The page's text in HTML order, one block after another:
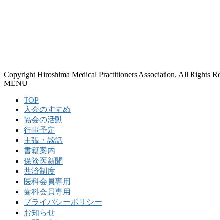
Copyright Hiroshima Medical Practitioners Association. All Rights
MENU
TOP
入会のすすめ
協会の活動
行事予定
主張・談話
書籍案内
保険医新聞
共済制度
医科会員専用
歯科会員専用
プライバシーポリシー
お知らせ